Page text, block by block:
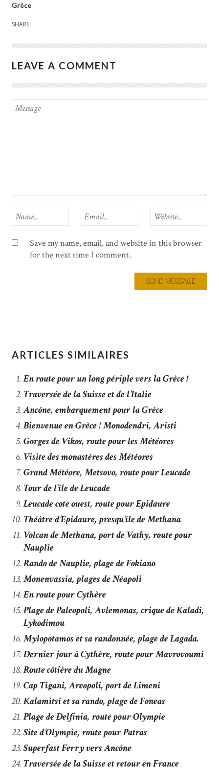
Grèce
SHARE:
LEAVE A COMMENT
Save my name, email, and website in this browser
for the next time I comment.
ARTICLES SIMILAIRES
En route pour un long périple vers la Grèce !
Traversée de la Suisse et de l’Italie
Ancône, embarquement pour la Grèce
Bienvenue en Grèce ! Monodendri, Aristi
Gorges de Vikos, route pour les Météores
Visite des monastères des Météores
Grand Météore, Metsovo, route pour Leucade
Tour de l’île de Leucade
Leucade cote ouest, route pour Epidaure
Théâtre d’Epidaure, presqu’île de Methana
Volcan de Methana, port de Vathy, route pour
Nauplie
Rando de Nauplie, plage de Fokiano
Monenvassia, plages de Néapoli
En route pour Cythère
Plage de Paleopoli, Avlemonas, crique de Kaladi,
Lykodimou
Mylopotamos et sa randonnée, plage de Lagada.
Dernier jour à Cythère, route pour Mavrovoumi
Route côtière du Magne
Cap Tigani, Areopoli, port de Limeni
Kalamitsi et sa rando, plage de Foneas
Plage de Delfinia, route pour Olympie
Site d’Olympie, route pour Patras
Superfast Ferry vers Ancône
Traversée de la Suisse et retour en France